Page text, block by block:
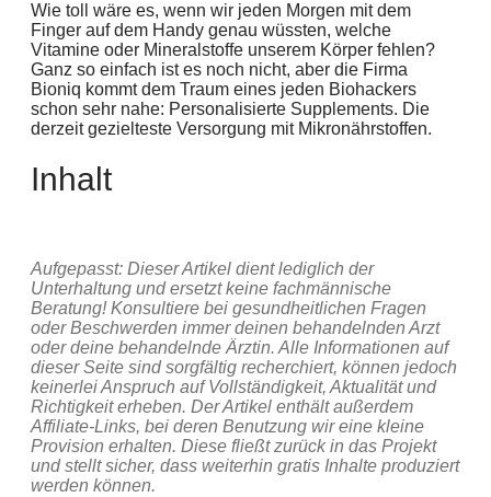
Wie toll wäre es, wenn wir jeden Morgen mit dem
Finger auf dem Handy genau wüssten, welche
Vitamine oder Mineralstoffe unserem Körper fehlen?
Ganz so einfach ist es noch nicht, aber die Firma
Bioniq kommt dem Traum eines jeden Biohackers
schon sehr nahe: Personalisierte Supplements. Die
derzeit gezielteste Versorgung mit Mikronährstoffen.
Inhalt
Aufgepasst: Dieser Artikel dient lediglich der
Unterhaltung und ersetzt keine fachmännische
Beratung! Konsultiere bei gesundheitlichen Fragen
oder Beschwerden immer deinen behandelnden Arzt
oder deine behandelnde Ärztin. Alle Informationen auf
dieser Seite sind sorgfältig recherchiert, können jedoch
keinerlei Anspruch auf Vollständigkeit, Aktualität und
Richtigkeit erheben. Der Artikel enthält außerdem
Affiliate-Links, bei deren Benutzung wir eine kleine
Provision erhalten. Diese fließt zurück in das Projekt
und stellt sicher, dass weiterhin gratis Inhalte produziert
werden können.